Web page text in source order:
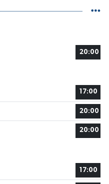
20:00
17:00
20:00
20:00
17:00